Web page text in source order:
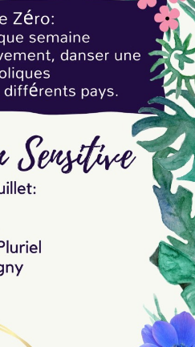
c'est que ça vous fait du Bien
destinations à l'avance, je
inconnues.
venue à 2 séances, 12€ la
règlement seront à réaliser
ici sur cette plateforme de